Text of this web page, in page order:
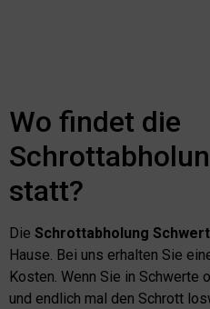
Wo findet die
statt?
Die Schrottabholung
Hause. Bei uns erhalten Sie
Kosten. Wenn Sie in Schwerte
und endlich mal den Schrott